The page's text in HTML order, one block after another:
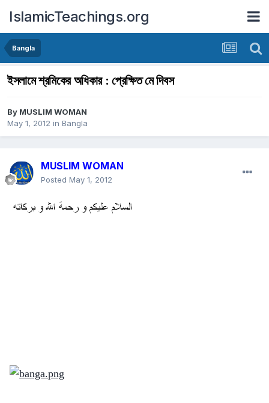
IslamicTeachings.org
Bangla
ইসলামে শ্রমিকের অধিকার : প্রেক্ষিত মে দিবস
By MUSLIM WOMAN
May 1, 2012 in Bangla
MUSLIM WOMAN
Posted May 1, 2012